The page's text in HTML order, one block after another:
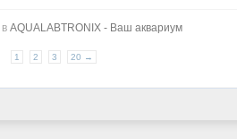
в AQUALABTRONIX - Ваш аквариум
1 2 3 20 →